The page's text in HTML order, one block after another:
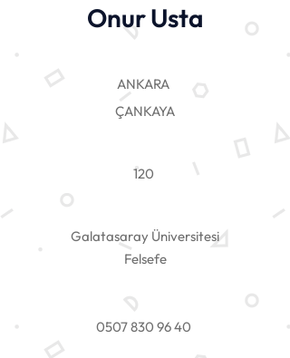
Onur Usta
ANKARA
ÇANKAYA
120
Galatasaray Üniversitesi
Felsefe
0507 830 96 40